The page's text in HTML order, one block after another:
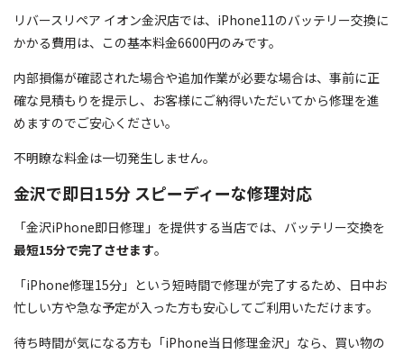
リバースリペア イオン金沢店では、iPhone11のバッテリー交換に
かかる費用は、この基本料金6600円のみです。
内部損傷が確認された場合や追加作業が必要な場合は、事前に正
確な見積もりを提示し、お客様にご納得いただいてから修理を進
めますのでご安心ください。
不明瞭な料金は一切発生しません。
金沢で即日15分 スピーディーな修理対応
「金沢iPhone即日修理」を提供する当店では、バッテリー交換を
最短15分で完了させます。
「iPhone修理15分」という短時間で修理が完了するため、日中お
忙しい方や急な予定が入った方も安心してご利用いただけます。
待ち時間が気になる方も「iPhone当日修理金沢」なら、買い物の